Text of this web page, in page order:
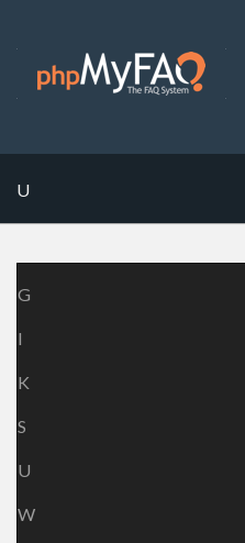
U
G
I
K
S
U
W